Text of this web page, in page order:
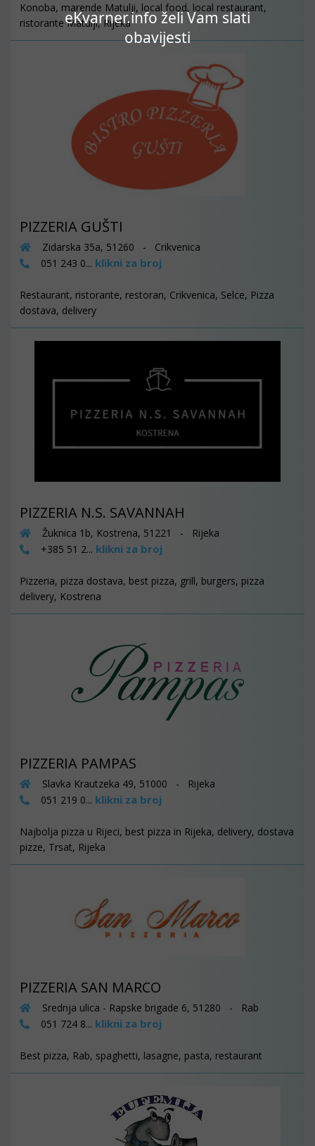
eKvarner.info želi Vam slati
obavijesti
Konoba, marende Matulji, local food, local restaurant,
ristorante Matulji, Rijeka
PIZZERIA GUŠTI
Zidarska 35a, 51260 - Crikvenica
051 243 0... klikni za broj
Restaurant, ristorante, restoran, Crikvenica, Selce, Pizza
dostava, delivery
PIZZERIA N.S. SAVANNAH
Žuknica 1b, Kostrena, 51221 - Rijeka
+385 51 2... klikni za broj
Pizzeria, pizza dostava, best pizza, grill, burgers, pizza
delivery, Kostrena
PIZZERIA PAMPAS
Slavka Krautzeka 49, 51000 - Rijeka
051 219 0... klikni za broj
Najbolja pizza u Rijeci, best pizza in Rijeka, delivery, dostava
pizze, Trsat, Rijeka
PIZZERIA SAN MARCO
Srednja ulica - Rapske brigade 6, 51280 - Rab
051 724 8... klikni za broj
Best pizza, Rab, spaghetti, lasagne, pasta, restaurant